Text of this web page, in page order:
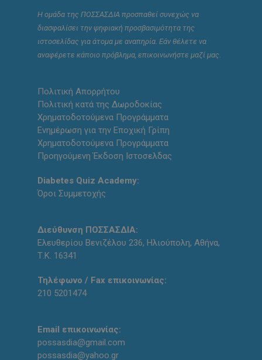
Η ομάδα της ΠΟΣΣΑΣΔΙΑ προσπαθεί συνεχώς να
διασφαλίσει την ψηφιακή προσβασιμότητα της
ιστοσελίδας για άτομα με αναπηρία. Εάν θέλετε να
αναφέρετε κάποιο πρόβλημα, επικοινωνήστε μαζί μας.
Πολιτική Απορρήτου
Πολιτική κατά της Δωροδοκίας
Χρηματοδοτούμενα Προγράμματα
Ενημέρωση για την Εποχική Γρίπη
Χρηματοδοτούμενα Προγράμματα
Προηγούμενη Έκδοση Ιστοσελδας
Diabetes Quiz Academy:
Όροι Συμμετοχής
Διεύθυνση ΠΟΣΣΑΣΔΙΑ:
Ελευθερίου Βενιζέλου 236, Ηλιούπολη, Αθήνα,
Τ.Κ. 16341
Τηλέφωνο / Fax επικοινωνίας:
210 5201474
Email επικοινωνίας:
possasdia@gmail.com
possasdia@yahoo.gr